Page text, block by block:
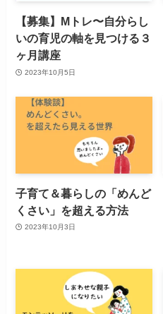
【募集】Mトレ〜自分らし
いの育児の軸を見つける３
ヶ月講座
2023年10月5日
子育て＆暮らしの「めんど
くさい」を超える方法
2023年10月3日